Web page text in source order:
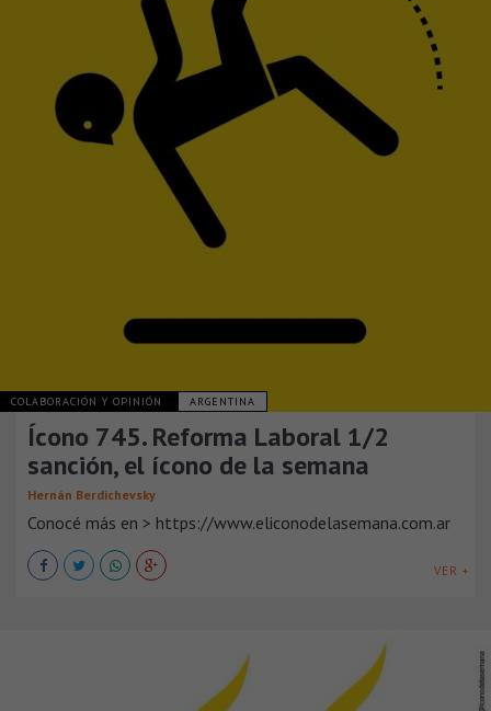
COLABORACIÓN Y OPINIÓN ARGENTINA
Ícono 745. Reforma Laboral 1/2
sanción, el ícono de la semana
Hernán Berdichevsky
Conocé más en > https://www.eliconodelasemana.com.ar
VER +